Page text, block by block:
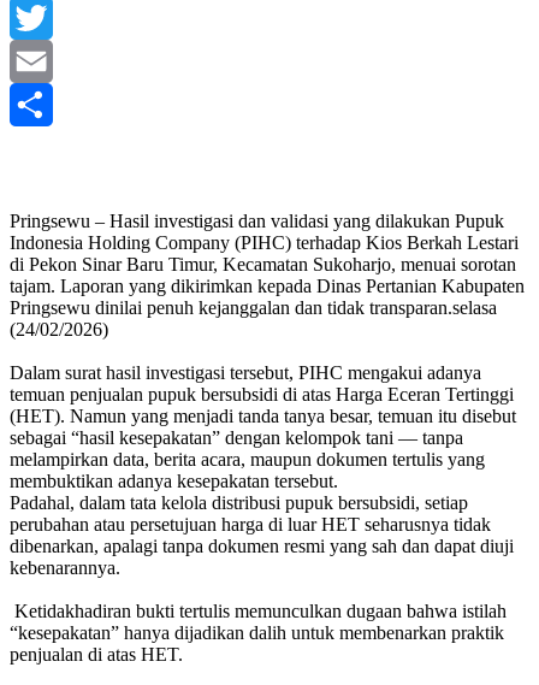
Facebook
Twitter
Email
‎Pringsewu – Hasil investigasi dan validasi yang dilakukan Pupuk
Indonesia Holding Company (PIHC) terhadap Kios Berkah Lestari
di Pekon Sinar Baru Timur, Kecamatan Sukoharjo, menuai sorotan
tajam. Laporan yang dikirimkan kepada Dinas Pertanian Kabupaten
Pringsewu dinilai penuh kejanggalan dan tidak transparan.selasa
(24/02/2026)
‎Dalam surat hasil investigasi tersebut, PIHC mengakui adanya
temuan penjualan pupuk bersubsidi di atas Harga Eceran Tertinggi
(HET). Namun yang menjadi tanda tanya besar, temuan itu disebut
sebagai “hasil kesepakatan” dengan kelompok tani — tanpa
melampirkan data, berita acara, maupun dokumen tertulis yang
membuktikan adanya kesepakatan tersebut.
‎Padahal, dalam tata kelola distribusi pupuk bersubsidi, setiap
perubahan atau persetujuan harga di luar HET seharusnya tidak
dibenarkan, apalagi tanpa dokumen resmi yang sah dan dapat diuji
kebenarannya.
‎ Ketidakhadiran bukti tertulis memunculkan dugaan bahwa istilah
“kesepakatan” hanya dijadikan dalih untuk membenarkan praktik
penjualan di atas HET.